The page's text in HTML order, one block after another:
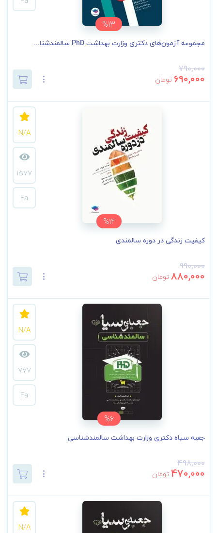
%13
مجموعه آزمون‌های دکتری وزارت بهداشت PhD سالمند‌شنا...
790,000
690,000 تومان
%12
N/A
1577
Fa
کیفیت زندگی در دوره سالمندی
990,000
880,000 تومان
%6
N/A
777
Fa
جعبه سیاه دکتری وزارت بهداشت سالمند‌شناسی
498,000
470,000 تومان
N/A